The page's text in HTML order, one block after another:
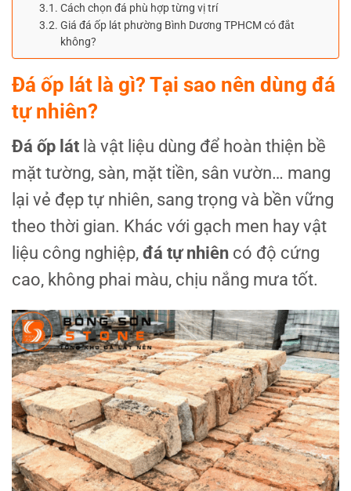
Cách chọn đá phù hợp từng vị trí
Giá đá ốp lát phường Bình Dương TPHCM có đắt
không?
Đá ốp lát là gì? Tại sao nên dùng đá
tự nhiên?
Đá ốp lát là vật liệu dùng để hoàn thiện bề
mặt tường, sàn, mặt tiền, sân vườn… mang
lại vẻ đẹp tự nhiên, sang trọng và bền vững
theo thời gian. Khác với gạch men hay vật
liệu công nghiệp, đá tự nhiên có độ cứng
cao, không phai màu, chịu nắng mưa tốt.